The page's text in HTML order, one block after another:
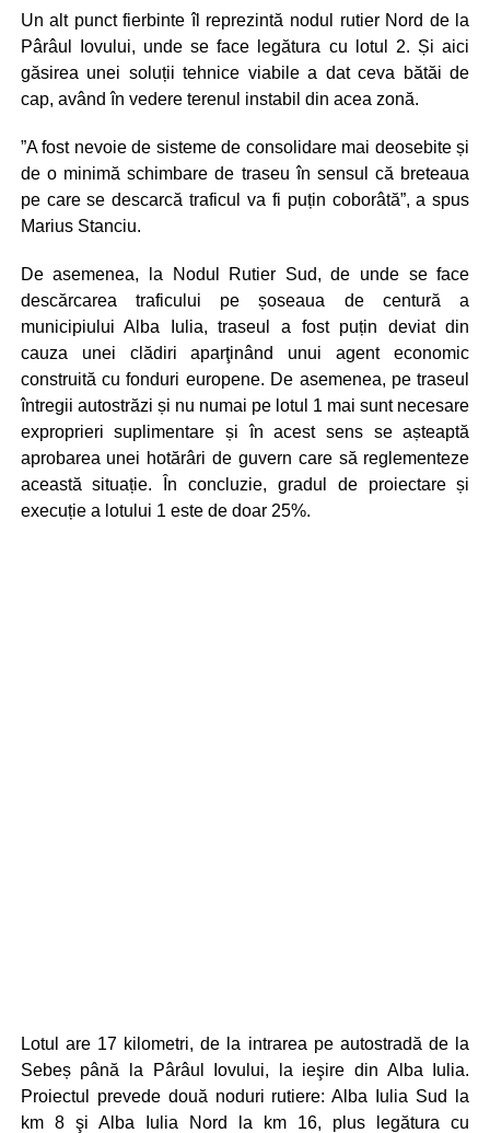
Un alt punct fierbinte îl reprezintă nodul rutier Nord de la
Pârâul Iovului, unde se face legătura cu lotul 2. Și aici
găsirea unei soluții tehnice viabile a dat ceva bătăi de
cap, având în vedere terenul instabil din acea zonă.
”A fost nevoie de sisteme de consolidare mai deosebite și
de o minimă schimbare de traseu în sensul că breteaua
pe care se descarcă traficul va fi puțin coborâtă”, a spus
Marius Stanciu.
De asemenea, la Nodul Rutier Sud, de unde se face
descărcarea traficului pe șoseaua de centură a
municipiului Alba Iulia, traseul a fost puțin deviat din
cauza unei clădiri aparţinând unui agent economic
construită cu fonduri europene. De asemenea, pe traseul
întregii autostrăzi și nu numai pe lotul 1 mai sunt necesare
exproprieri suplimentare și în acest sens se așteaptă
aprobarea unei hotărâri de guvern care să reglementeze
această situație. În concluzie, gradul de proiectare și
execuție a lotului 1 este de doar 25%.
Lotul are 17 kilometri, de la intrarea pe autostradă de la
Sebeș până la Pârâul Iovului, la ieşire din Alba Iulia.
Proiectul prevede două noduri rutiere: Alba Iulia Sud la
km 8 şi Alba Iulia Nord la km 16, plus legătura cu